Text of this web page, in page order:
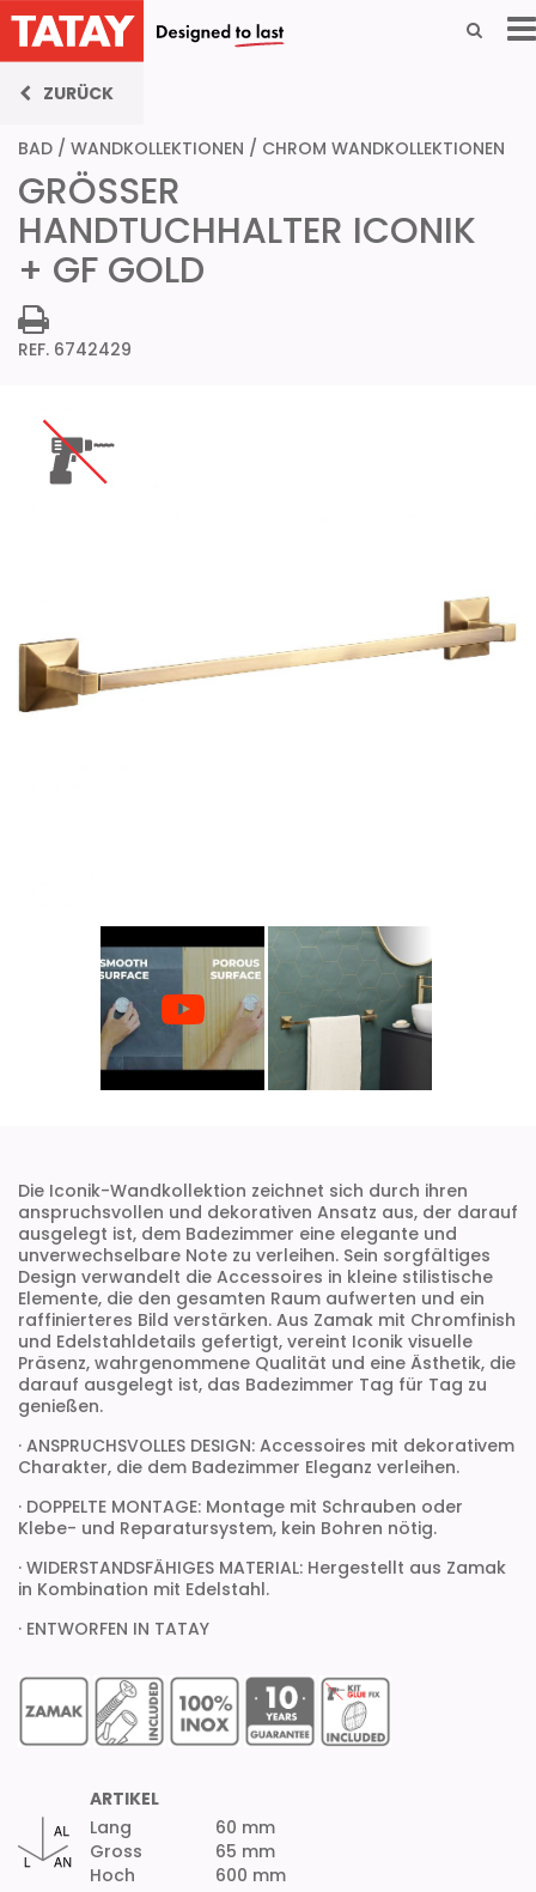
ZURÜCK
BAD / WANDKOLLEKTIONEN / CHROM WANDKOLLEKTIONEN
GRÖSSER
HANDTUCHHALTER ICONIK
+ GF GOLD
REF. 6742429
Die Iconik-Wandkollektion zeichnet sich durch ihren
anspruchsvollen und dekorativen Ansatz aus, der darauf
ausgelegt ist, dem Badezimmer eine elegante und
unverwechselbare Note zu verleihen. Sein sorgfältiges
Design verwandelt die Accessoires in kleine stilistische
Elemente, die den gesamten Raum aufwerten und ein
raffinierteres Bild verstärken. Aus Zamak mit Chromfinish
und Edelstahldetails gefertigt, vereint Iconik visuelle
Präsenz, wahrgenommene Qualität und eine Ästhetik, die
darauf ausgelegt ist, das Badezimmer Tag für Tag zu
genießen.
· ANSPRUCHSVOLLES DESIGN: Accessoires mit dekorativem
Charakter, die dem Badezimmer Eleganz verleihen.
· DOPPELTE MONTAGE: Montage mit Schrauben oder
Klebe- und Reparatursystem, kein Bohren nötig.
· WIDERSTANDSFÄHIGES MATERIAL: Hergestellt aus Zamak
in Kombination mit Edelstahl.
· ENTWORFEN IN TATAY
ARTIKEL
Lang
Gross
Hoch
60 mm
65 mm
600 mm